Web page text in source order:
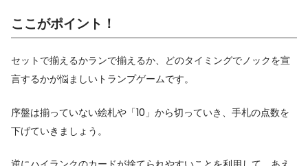
ここがポイント！
セットで揃えるかランで揃えるか、どのタイミングでノックを宣
言するかが悩ましいトランプゲームです。
序盤は揃っていない絵札や「10」から切っていき、手札の点数を
下げていきましょう。